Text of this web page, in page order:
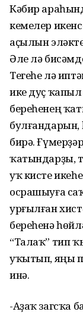
Кәбир
кемелер
аҫылын
Әле лә
Тегеһе лә
ике дуҫ
береһенең
бирә.
ҡатындарҙы,
уҡ кисте
осрашыуға
урғылған
береһенә
“Талаҡ” тип
уҡытып, яңы
инә.
-Аҙаҡ загсҡа